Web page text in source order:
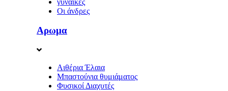
Οι άνδρες
Αρωμα
Αιθέρια Έλαια
Μπαστούνια θυμιάματος
Φυσικοί Διαχυτές